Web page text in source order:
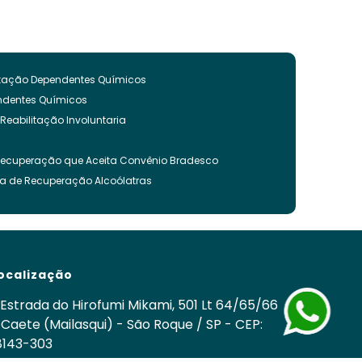
Dependentes Químicos
Químicos
Involuntaria
que Aceita Convênio Bradesco
de Recuperação Alcoólatras
Drogas
para Tratamento de Alcoolismo
Drogas
Estrada do Hirofumi Mikami, 501 Lt 64/65/66
(Mailasqui) - São Roque / SP - CEP:
303